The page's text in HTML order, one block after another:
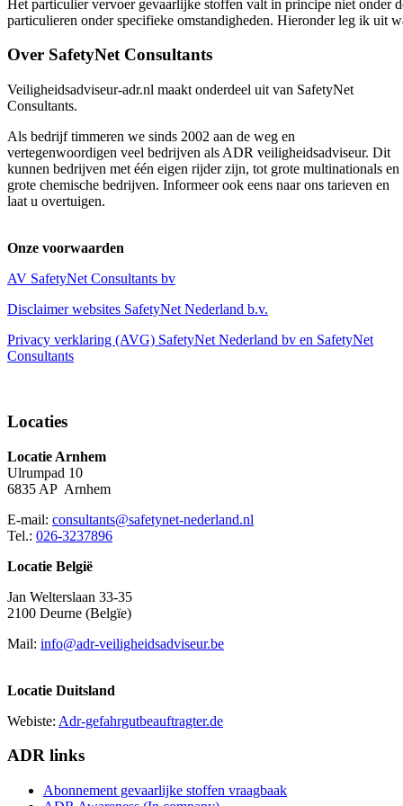
Het particulier vervoer gevaarlijke stoffen valt in principe niet onder
particulieren onder specifieke omstandigheden. Hieronder leg ik
Over SafetyNet Consultants
Veiligheidsadviseur-adr.nl maakt onderdeel uit van SafetyNet
Consultants.
Als bedrijf timmeren we sinds 2002 aan de weg en
vertegenwoordigen veel bedrijven als ADR veiligheidsadviseur. Dit
kunnen bedrijven met één eigen rijder zijn, tot grote multinationals en
grote chemische bedrijven. Informeer ook eens naar ons tarieven en
laat u overtuigen.
Onze voorwaarden
AV SafetyNet Consultants bv
Disclaimer websites SafetyNet Nederland b.v.
Privacy verklaring (AVG) SafetyNet Nederland bv en SafetyNet
Consultants
Locaties
Locatie Arnhem
Ulrumpad 10
6835 AP Arnhem
E-mail: consultants@safetynet-nederland.nl
Tel.: 026-3237896
Locatie België
Jan Welterslaan 33-35
2100 Deurne (Belgïe)
Mail: info@adr-veiligheidsadviseur.be
Locatie Duitsland
Webiste: Adr-gefahrgutbeauftragter.de
ADR links
Abonnement gevaarlijke stoffen vraagbaak